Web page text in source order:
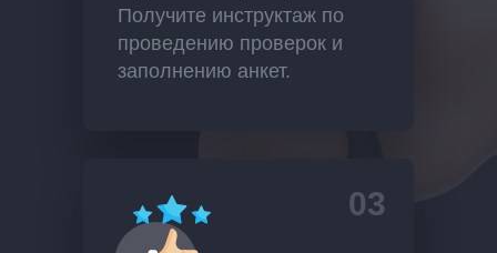
Получите инструктаж по
проведению проверок и
заполнению анкет.
03